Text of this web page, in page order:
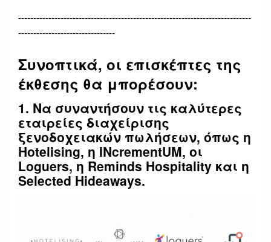
-----------------------------------------------------------------------------
--------------------------------
Συνοπτικά, οι επισκέπτες της
έκθεσης θα μπορέσουν:
1. Να συναντήσουν τις καλύτερες
εταιρείες διαχείρισης
ξενοδοχειακών πωλήσεων, όπως η
Hotelising, η INcrementUM, οι
Loguers, η Reminds Hospitality και η
Selected Hideaways.